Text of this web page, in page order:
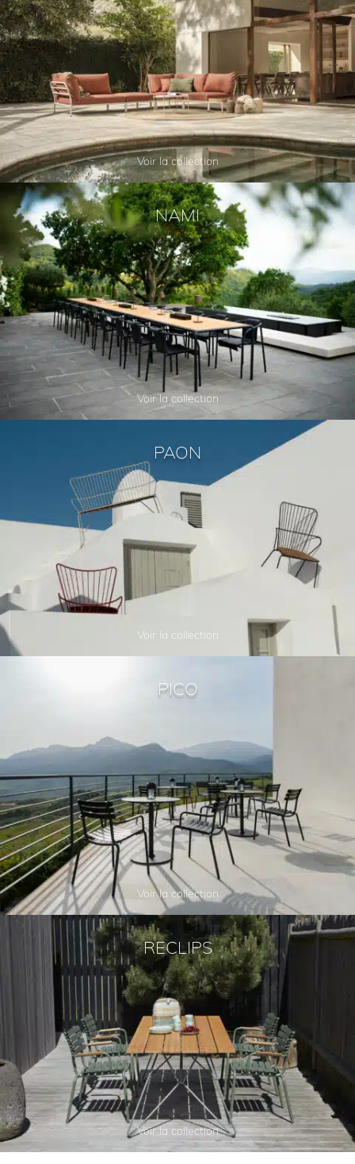
Voir la collection
NAMI
Voir la collection
PAON
Voir la collection
PICO
Voir la collection
RECLIPS
Voir la collection